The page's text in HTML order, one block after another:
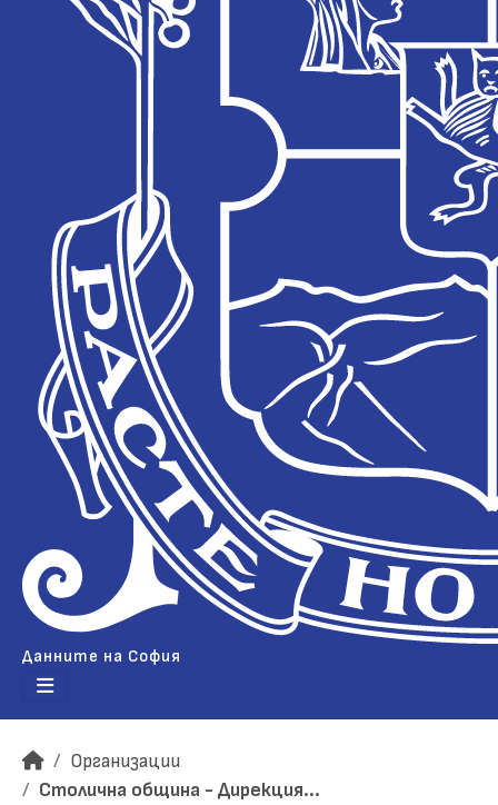
Данните на София
Организации
Столична община - Дирекция...